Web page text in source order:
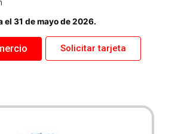
el 31 de mayo de 2026.
Solicitar tarjeta